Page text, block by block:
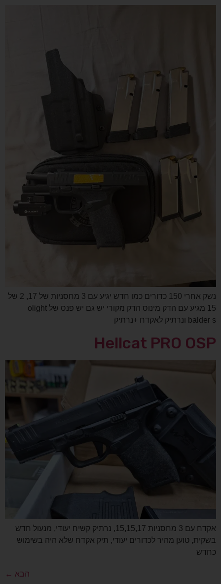
נשק אחרי 150 כדורים כמו חדש יגיע עם 3 מחסניות של 17, 2 של
15 מגיע עם הדק מינוס הדק מקורי יש גם יש פנס של olight
balder s ונרתיק לאקדח +נרתיק
Hellcat PRO OSP
אקדח עם 3 מחסניות 15,15,17, נרתיק קשיח יעודי, מנעול חדש
בשקית, טוען מהיר לכדורים יעודי, תיק אקדח שלא היה בשימוש
כחדש
הבא ←